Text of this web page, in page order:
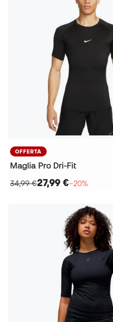
OFFERTA
Maglia Pro Dri-Fit
34,99 €27,99 €−20%